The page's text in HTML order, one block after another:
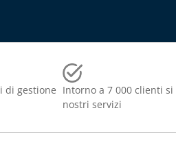
di gestione Intorno a 7 000 clienti
nostri servizi